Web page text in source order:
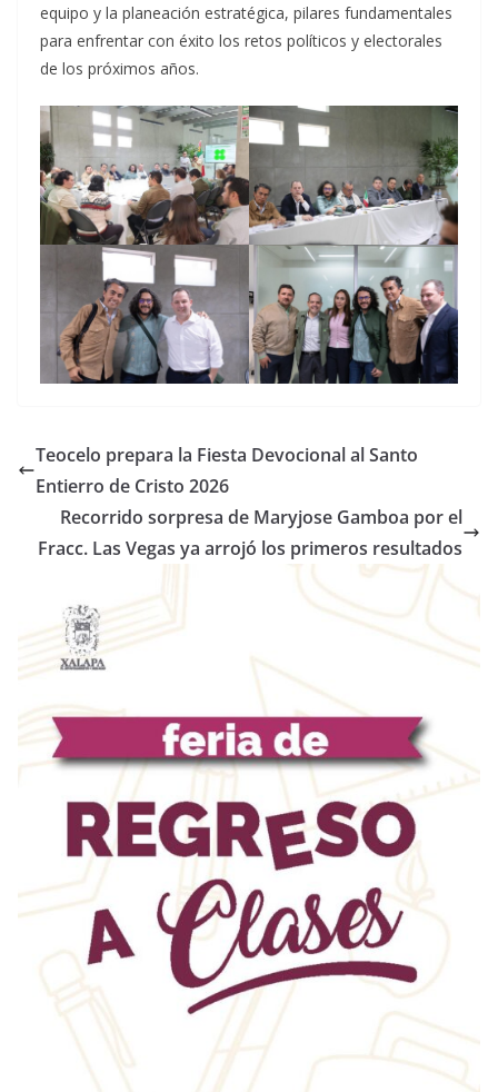
equipo y la planeación estratégica, pilares fundamentales
para enfrentar con éxito los retos políticos y electorales
de los próximos años.
Teocelo prepara la Fiesta Devocional al Santo
Entierro de Cristo 2026
Recorrido sorpresa de Maryjose Gamboa por el
Fracc. Las Vegas ya arrojó los primeros resultados